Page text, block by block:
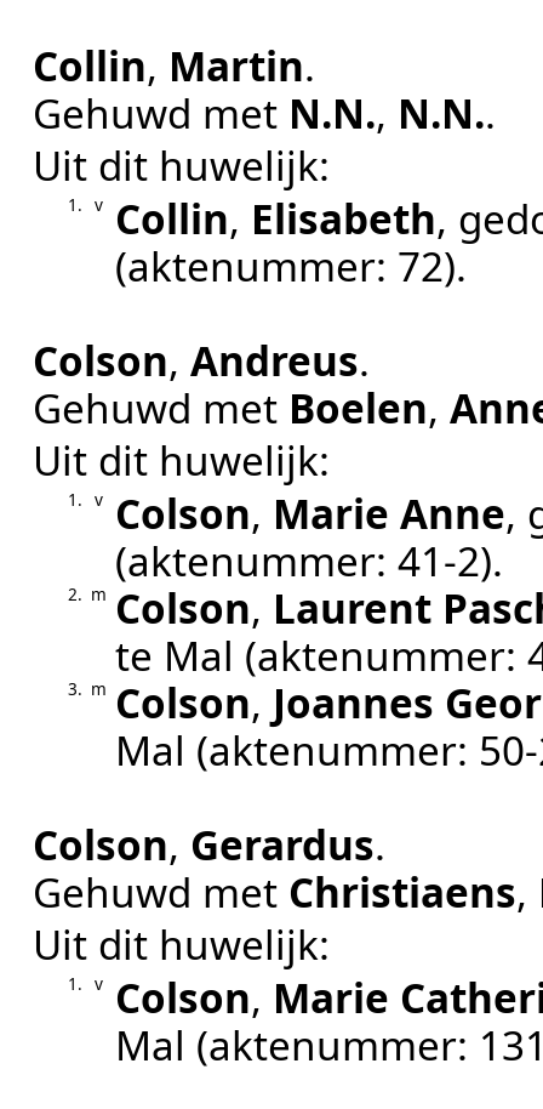
Collin, Martin.
Gehuwd met N.N., N.N..
Uit dit huwelijk:
1. v Collin, Elisabeth,
(aktenummer: 72).
Colson,Andreus.
Gehuwd met Boelen,
Uit dit huwelijk:
1. v Colson, Marie Anne,
(aktenummer:41-2).
2. m Colson, Laurent
te Mal (aktenummer:
3. m Colson, Joannes
Mal (aktenummer:
Colson, Gerardus.
Gehuwd met Christiaens,
Uit dit huwelijk:
1. v Colson, Marie
Mal (aktenummer: